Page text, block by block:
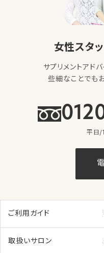
女性スタ
サプリメントアド
些細なことでも
平日/
ご利用ガイド
取扱いサロン